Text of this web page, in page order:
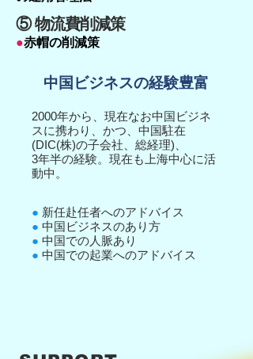
⑤ 物流費削減策
●赤帽の削減策
中国ビジネスの経験豊富
2000年から、現在なお中国ビジネ
スに携わり、かつ、 中国駐在
(DIC(株)の子会社、総経理)、
3年半の経験。現在も上海中心に活
動中。
● 新任赴任者へのアドバイス
● 中国ビジネスのあり方
● 中国での人脈あり
● 中国での起業へのアドバイス